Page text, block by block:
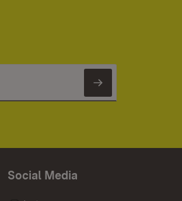
Newsletter
Social Media